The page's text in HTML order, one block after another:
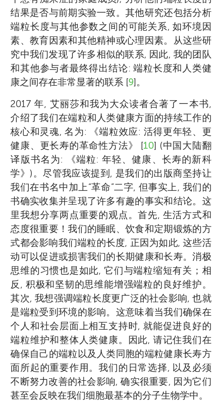
结果是否与前期实验一致。其他研究还包括分析
端粒长度与其他参数之间的可能关系, 如环境因
素、教育因素和其他精神或心理因素。从这些研
究中我们发现了许多相似的联系, 因此, 我的团队
和其他参与者最终得出结论: 端粒长度和人类健
康之间存在非常显著的联系 [9]。
2017 年, 艾丽莎和我为大众读者合著了一本书,
介绍了我们在端粒和人类健康方面的持续工作的
核心和灵魂, 名为: 《端粒效应: 活得更年轻、更
健康、更长寿的革命性方法》 [10] (中国大陆翻
译版书名为: 《端粒: 年轻、健康、长寿的新科
学》)。尽管我应该提到, 是我们的出版商坚持让
我们在书名中加上“革命”二字, 但事实上, 我们的
书确实收集并呈现了许多有趣的事实和结论。这
里我想分享两点重要的观点。首先, 生活方式和
态度很重要！我们的睡眠、饮食和定期锻炼的方
式都会影响我们端粒的长度, 正因为如此, 这些活
动可以促进或损害我们的长期健康和长寿。消极
思维的习惯也是如此, 它们与端粒缩短有关；相
反, 积极和坚韧的思维能增强端粒的良好维护。
其次, 我想强调端粒长度更广泛的社会影响, 也就
是端粒受到环境的影响。这意味着当我们确保在
个人和社会层面上相互支持时, 就能促进良好的
端粒维护和整体人类健康。因此, 请记住我们在
确保自己的端粒以及人类同胞的端粒健康长寿方
面所起的重要作用。我们的日常选择, 以及必须
不断努力改善的社会影响, 确实很重要, 因为它们
甚至会反映在我们细胞最基本的分子生物学中。